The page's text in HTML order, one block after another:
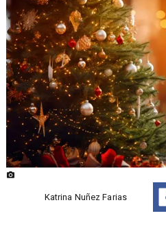
Katrina Nuñez Farias